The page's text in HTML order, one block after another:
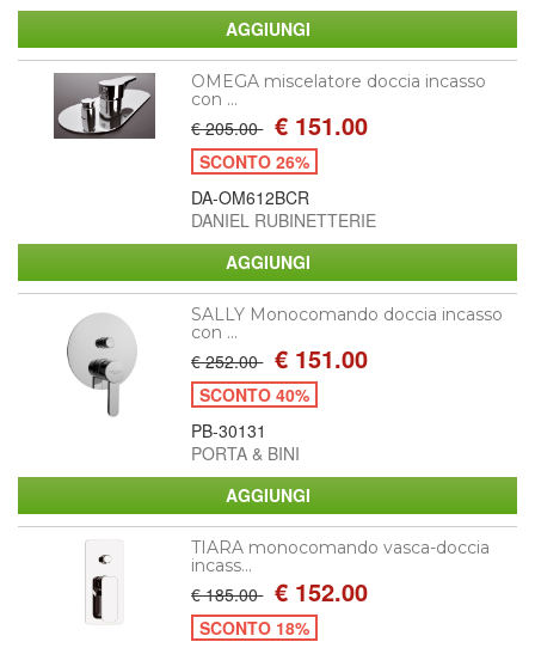
OMEGA miscelatore doccia incasso
con ...
€ 205.00 € 151.00
SCONTO 26%
DA-OM612BCR
DANIEL RUBINETTERIE
SALLY Monocomando doccia incasso
con ...
€ 252.00 € 151.00
SCONTO 40%
PB-30131
PORTA & BINI
TIARA monocomando vasca-doccia
incass...
€ 185.00 € 152.00
SCONTO 18%